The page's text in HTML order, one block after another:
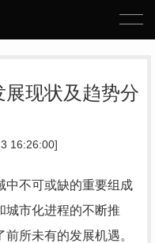
展现状及趋势分
16:26:00]
中不可或缺的重要组成
城市化进程的不断推
所未有的发展机遇。